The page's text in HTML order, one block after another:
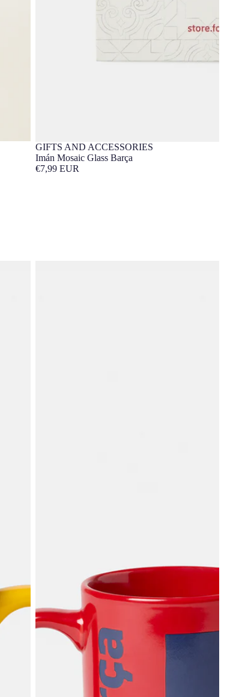
Barça Exclusivo
GIFTS AND ACCESSORIES
Imán Mosaic Glass Barça
€7,99 EUR